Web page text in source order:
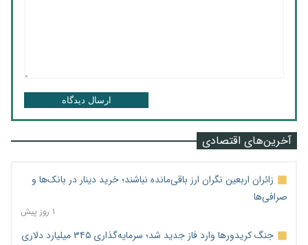
ارسال دیدگاه
آخرین‌های اقتصادی
زائران اربعین نگران ارز باقی‌مانده نباشند؛ خرید دینار در بانک‌ها و
صرافی‌ها
۱ روز پیش
جنگ کریدورها وارد فاز جدید شد؛ سرمایه‌گذاری ۳۴۵ میلیارد دلاری